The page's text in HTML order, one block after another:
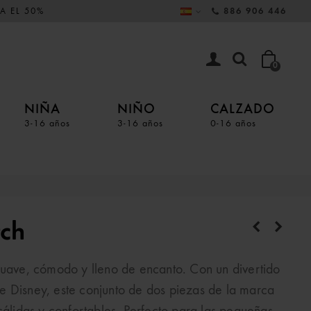
EL 50% 886 906 446
0
NIÑA
3-16 años
NIÑO
3-16 años
CALZADO
0-16 años
cómodo y lleno de encanto. Con un divertido
Disney, este conjunto de dos piezas de la marca